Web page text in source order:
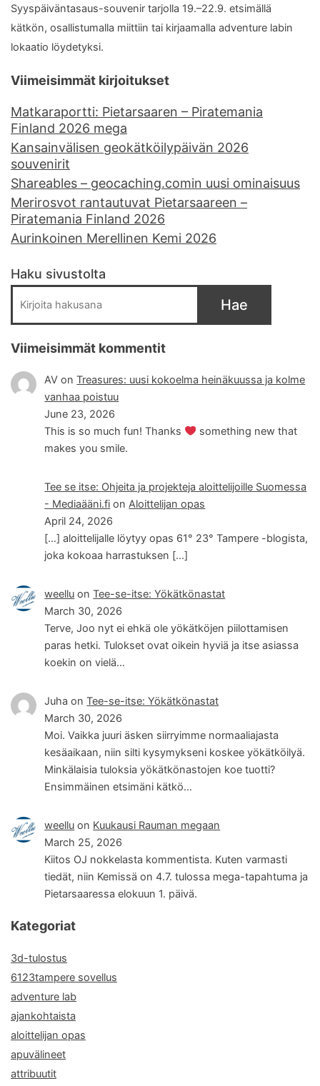
Syyspäiväntasaus-souvenir tarjolla 19.–22.9. etsimällä
kätkön, osallistumalla miittiin tai kirjaamalla adventure labin
lokaatio löydetyksi.
Viimeisimmät kirjoitukset
Matkaraportti: Pietarsaaren – Piratemania
Finland 2026 mega
Kansainvälisen geokätköilypäivän 2026
souvenirit
Shareables – geocaching.comin uusi ominaisuus
Merirosvot rantautuvat Pietarsaareen –
Piratemania Finland 2026
Aurinkoinen Merellinen Kemi 2026
Haku sivustolta
Hae
Viimeisimmät kommentit
AV onTreasures: uusi kokoelma heinäkuussa ja kolme
vanhaa poistuu
June 23, 2026
This is so much fun! Thanks
something new that
makes you smile.
Tee se itse: Ohjeita ja projekteja aloittelijoille Suomessa
- Mediaääni.fi onAloittelijan opas
April 24, 2026
[…] aloittelijalle löytyy opas 61° 23° Tampere -blogista,
joka kokoaa harrastuksen […]
weellu onTee-se-itse: Yökätkönastat
March 30, 2026
Terve, Joo nyt ei ehkä ole yökätköjen piilottamisen
paras hetki. Tulokset ovat oikein hyviä ja itse asiassa
koekin on vielä…
Juha onTee-se-itse: Yökätkönastat
March 30, 2026
Moi. Vaikka juuri äsken siirryimme normaaliajasta
kesäaikaan, niin silti kysymykseni koskee yökätköilyä.
Minkälaisia tuloksia yökätkönastojen koe tuotti?
Ensimmäinen etsimäni kätkö…
weellu on Kuukausi Rauman megaan
March 25, 2026
Kiitos OJ nokkelasta kommentista. Kuten varmasti
tiedät, niin Kemissä on 4.7. tulossa mega-tapahtuma ja
Pietarsaaressa elokuun 1. päivä.
Kategoriat
3d-tulostus
6123tampere sovellus
adventure lab
ajankohtaista
aloittelijan opas
apuvälineet
attribuutit